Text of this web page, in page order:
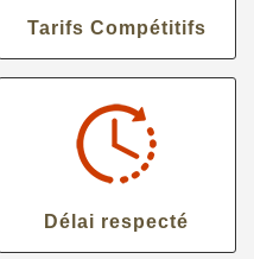
Tarifs Compétitifs
Délai respecté